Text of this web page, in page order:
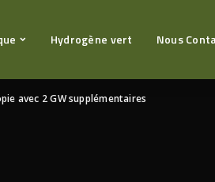
Hydrogène vert Nous
avec 2 GW supplémentaires